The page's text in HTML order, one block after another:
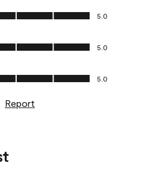
5
5.0
5.0
of 5
5.0
Report